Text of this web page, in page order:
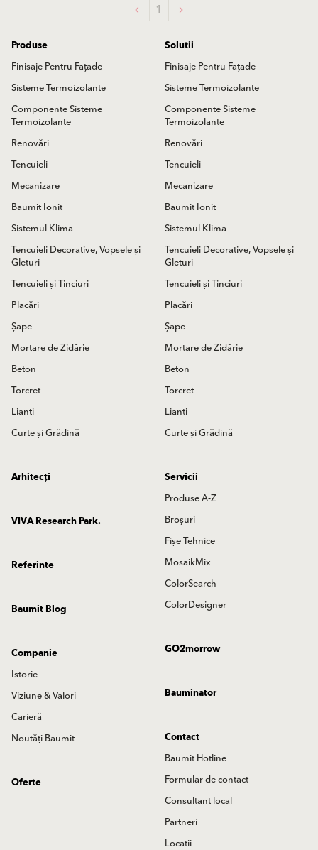
1
Produse
Finisaje Pentru Fațade
Sisteme Termoizolante
Componente Sisteme
Termoizolante
Renovări
Tencuieli
Mecanizare
Baumit Ionit
Sistemul Klima
Tencuieli Decorative, Vopsele și
Gleturi
Tencuieli și Tinciuri
Placări
Șape
Mortare de Zidărie
Beton
Torcret
Lianti
Curte și Grădină
Solutii
Finisaje Pentru Fațade
Sisteme Termoizolante
Componente Sisteme
Termoizolante
Renovări
Tencuieli
Mecanizare
Baumit Ionit
Sistemul Klima
Tencuieli Decorative, Vopsele și
Gleturi
Tencuieli și Tinciuri
Placări
Șape
Mortare de Zidărie
Beton
Torcret
Lianti
Curte și Grădină
Arhitecți
Servicii
Produse A-Z
Broșuri
Fișe Tehnice
MosaikMix
ColorSearch
ColorDesigner
VIVA Research Park.
Referinte
Baumit Blog
GO2morrow
Companie
Istorie
Viziune & Valori
Carieră
Noutăți Baumit
Bauminator
Contact
Baumit Hotline
Formular de contact
Consultant local
Partneri
Locatii
Oferte